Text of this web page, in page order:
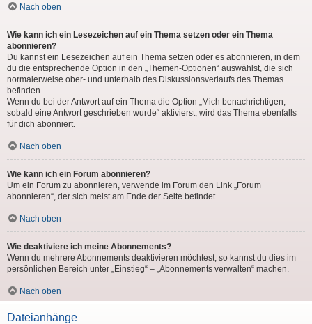
Nach oben
Wie kann ich ein Lesezeichen auf ein Thema setzen oder ein Thema
abonnieren?
Du kannst ein Lesezeichen auf ein Thema setzen oder es abonnieren, in dem
du die entsprechende Option in den „Themen-Optionen“ auswählst, die sich
normalerweise ober- und unterhalb des Diskussionsverlaufs des Themas
befinden.
Wenn du bei der Antwort auf ein Thema die Option „Mich benachrichtigen,
sobald eine Antwort geschrieben wurde“ aktivierst, wird das Thema ebenfalls
für dich abonniert.
Nach oben
Wie kann ich ein Forum abonnieren?
Um ein Forum zu abonnieren, verwende im Forum den Link „Forum
abonnieren“, der sich meist am Ende der Seite befindet.
Nach oben
Wie deaktiviere ich meine Abonnements?
Wenn du mehrere Abonnements deaktivieren möchtest, so kannst du dies im
persönlichen Bereich unter „Einstieg“ – „Abonnements verwalten“ machen.
Nach oben
Dateianhänge